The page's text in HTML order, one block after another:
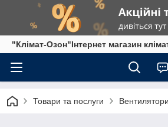
"Клімат-Озон"Інтернет магазин
Товари та послуги